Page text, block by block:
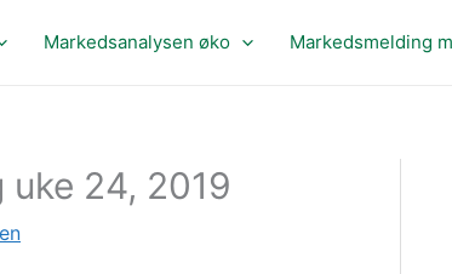
Markedsanalysen øko Markedsmelding
24, 2019